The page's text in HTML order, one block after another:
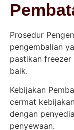
Prosedur
pengembalian
pastikan
baik.
Kebijakan
cermat
dengan
penyewaan.